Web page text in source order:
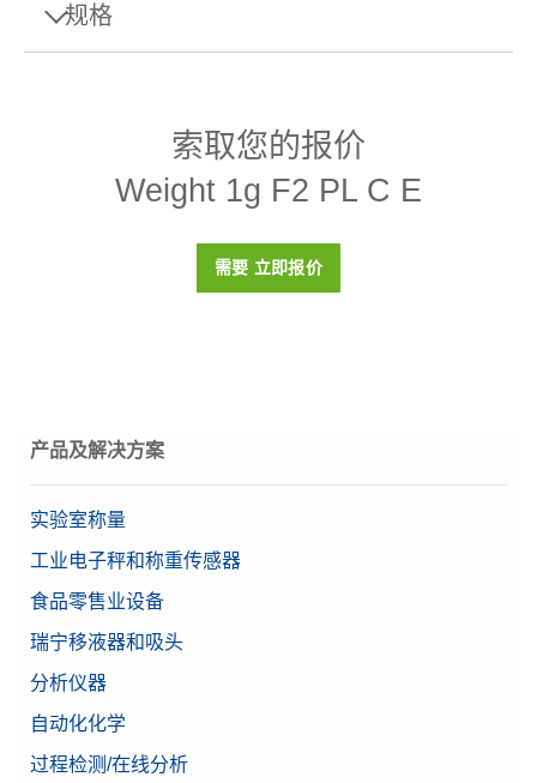
规格
7950 (± 140) kg/m3
< 0.8
是
塑料盒（包括在内）
目标值
索取您的报价
Weight 1g F2 PL C E
需要 立即报价
产品及解决方案
实验室称量
工业电子秤和称重传感器
食品零售业设备
瑞宁移液器和吸头
分析仪器
自动化化学
过程检测/在线分析